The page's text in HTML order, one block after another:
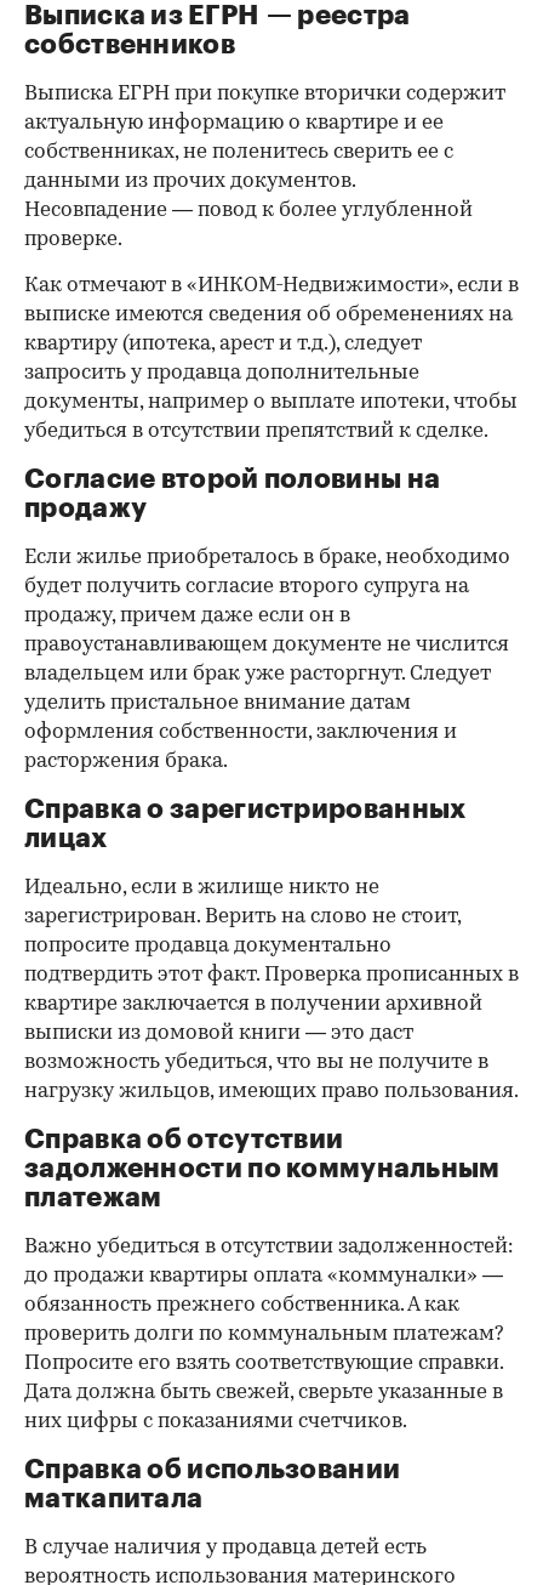
Выписка из ЕГРН — реестра
собственников
Выписка ЕГРН при покупке вторички содержит
актуальную информацию о квартире и ее
собственниках, не поленитесь сверить ее с
данными из прочих документов.
Несовпадение — повод к более углубленной
проверке.
Как отмечают в «ИНКОМ-Недвижимости», если в
выписке имеются сведения об обременениях на
квартиру (ипотека, арест и т.д.), следует
запросить у продавца дополнительные
документы, например о выплате ипотеки, чтобы
убедиться в отсутствии препятствий к сделке.
Согласие второй половины на
продажу
Если жилье приобреталось в браке, необходимо
будет получить согласие второго супруга на
продажу, причем даже если он в
правоустанавливающем документе не числится
владельцем или брак уже расторгнут. Следует
уделить пристальное внимание датам
оформления собственности, заключения и
расторжения брака.
Справка о зарегистрированных
лицах
Идеально, если в жилище никто не
зарегистрирован. Верить на слово не стоит,
попросите продавца документально
подтвердить этот факт. Проверка прописанных в
квартире заключается в получении архивной
выписки из домовой книги — это даст
возможность убедиться, что вы не получите в
нагрузку жильцов, имеющих право пользования.
Справка об отсутствии
задолженности по коммунальным
платежам
Важно убедиться в отсутствии задолженностей:
до продажи квартиры оплата «коммуналки» —
обязанность прежнего собственника. А как
проверить долги по коммунальным платежам?
Попросите его взять соответствующие справки.
Дата должна быть свежей, сверьте указанные в
них цифры с показаниями счетчиков.
Справка об использовании
маткапитала
В случае наличия у продавца детей есть
вероятность использования материнского